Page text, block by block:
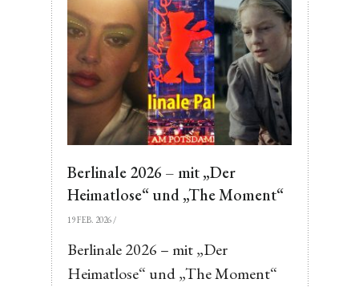
Berlinale 2026 – mit „Der
Heimatlose“ und „The Moment“
19 FEB. 2026/
Berlinale 2026 – mit „Der
Heimatlose“ und „The Moment“